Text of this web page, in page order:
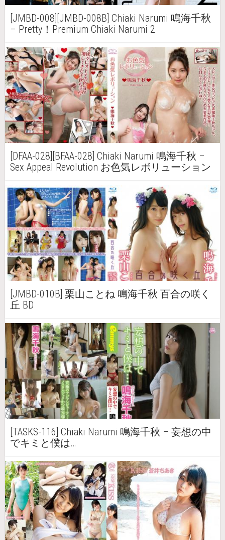
[JMBD-008][JMBD-008B] Chiaki Narumi 鳴海千秋
– Pretty！Premium Chiaki Narumi 2
[DFAA-028][BFAA-028] Chiaki Narumi 鳴海千秋 –
Sex Appeal Revolution お色気レボリューション
[JMBD-010B] 栗山ことね 鳴海千秋 百合の咲く
丘 BD
[TASKS-116] Chiaki Narumi 鳴海千秋 – 妄想の中
でキミと僕は…